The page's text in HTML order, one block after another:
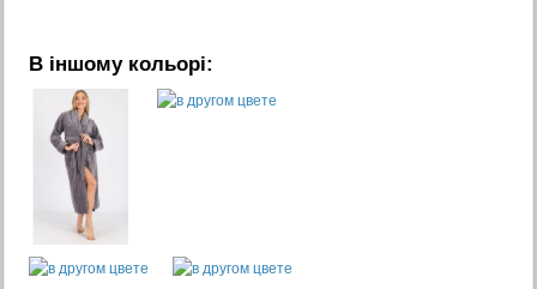
В іншому кольорі: